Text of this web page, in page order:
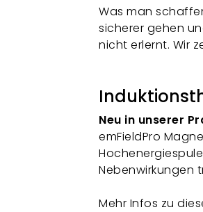
Was man
sicherer gehen
nicht erlernt. Wir
Neu in unserer
emFieldPro
Nebenwirkungen
Mehr Infos zu